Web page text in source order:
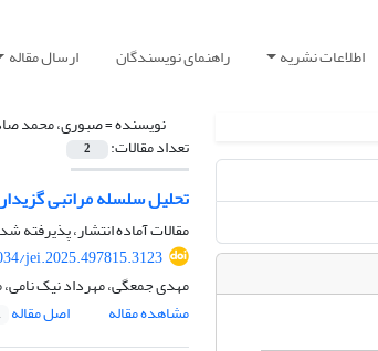
اطلاعات نشریه راهنمای نویسندگان ارسال مقاله
نویسنده =صبوری، محمد
تعداد مقالات: 2
تحلیل سلسله مراتبی
مقالات آماده انتشار، پذیرفته
jei.2025.497815.3123
مهدی جمعگی، مهرداد نیک
مشاهده مقاله
اصل مقاله